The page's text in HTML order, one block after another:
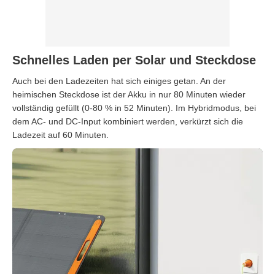
Schnelles Laden per Solar und Steckdose
Auch bei den Ladezeiten hat sich einiges getan. An der
heimischen Steckdose ist der Akku in nur 80 Minuten wieder
vollständig gefüllt (0-80 % in 52 Minuten). Im Hybridmodus, bei
dem AC- und DC-Input kombiniert werden, verkürzt sich die
Ladezeit auf 60 Minuten.